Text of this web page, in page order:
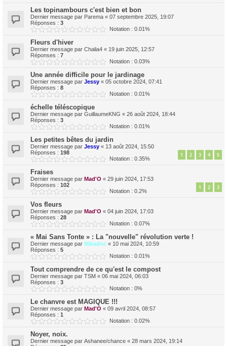
Les topinambours c'est bien et bon
Dernier message par Parema « 07 septembre 2025, 19:07
Réponses : 3
Notation : 0.01%
Fleurs d'hiver
Dernier message par Chalia4 « 19 juin 2025, 12:57
Réponses : 7
Notation : 0.03%
Une année difficile pour le jardinage
Dernier message par Jessy « 05 octobre 2024, 07:41
Réponses : 8
Notation : 0.01%
échelle téléscopique
Dernier message par GuillaumeKNG « 26 août 2024, 18:44
Réponses : 3
Notation : 0.01%
Les petites bêtes du jardin
Dernier message par Jessy « 13 août 2024, 15:50
Réponses : 198 1 2 3 4 5
Notation : 0.35%
Fraises
Dernier message par Mad'O « 29 juin 2024, 17:53
Réponses : 102 1 2 3
Notation : 0.2%
Vos fleurs
Dernier message par Mad'O « 04 juin 2024, 17:03
Réponses : 28
Notation : 0.07%
« Mai Sans Tonte » : La "nouvelle" révolution verte !
Dernier message par Mikadoc « 10 mai 2024, 10:59
Réponses : 5
Notation : 0.01%
Tout comprendre de ce qu'est le compost
Dernier message par TSM « 06 mai 2024, 06:03
Réponses : 3
Notation : 0%
Le chanvre est MAGIQUE !!!
Dernier message par Mad'O « 09 avril 2024, 08:57
Réponses : 1
Notation : 0.02%
Noyer, noix.
Dernier message par Ashanee/chance « 28 mars 2024, 19:14